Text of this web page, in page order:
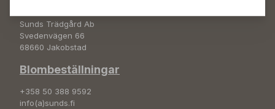
Sunds Trädgård Ab
Svedenvägen 66
68660 Jakobstad
Blombeställningar
+358 50 388 9592
info(a)sunds.fi